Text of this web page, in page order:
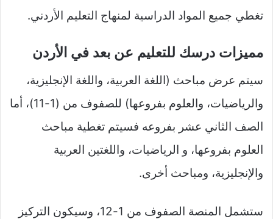
تغطي جميع المواد الدراسية لمنهاج التعليم الأردني.
مميزات درسك للتعليم عن بعد في الأردن
سيتم عرض مباحث (اللغة العربية، واللغة الإنجليزية،
والرياضيات، والعلوم بفروعها) للصفوف من (1-11)، أما
الصف الثاني عشر بفروعه فسيتم تغطية مباحث
العلوم بفروعها، و الرياضيات، واللغتين العربية
والإنجليزية، ومباحث أخرى.
ستشمل المنصة الصفوف من 1-12، وسيكون التركيز